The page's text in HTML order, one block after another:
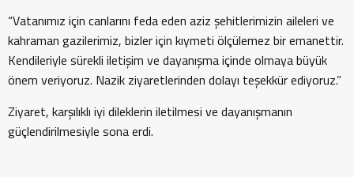
“Vatanımız için canlarını feda eden aziz şehitlerimizin aileleri ve
kahraman gazilerimiz, bizler için kıymeti ölçülemez bir emanettir.
Kendileriyle sürekli iletişim ve dayanışma içinde olmaya büyük
önem veriyoruz. Nazik ziyaretlerinden dolayı teşekkür ediyoruz.”
Ziyaret, karşılıklı iyi dileklerin iletilmesi ve dayanışmanın
güçlendirilmesiyle sona erdi.